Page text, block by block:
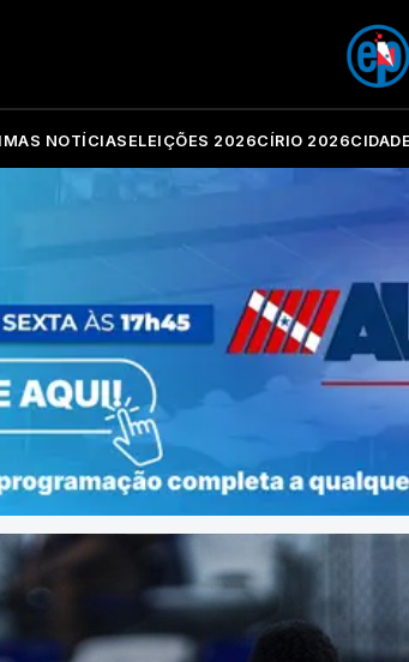
NOTÍCIASELEIÇÕES 2026CÍRIO 2026